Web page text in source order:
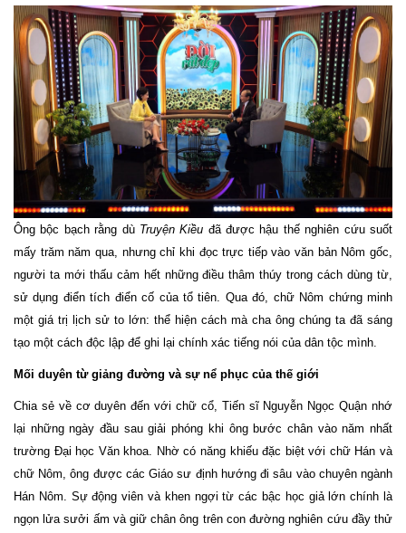
Ông bộc bạch rằng dù Truyện Kiều đã được hậu thế nghiên cứu suốt
mấy trăm năm qua, nhưng chỉ khi đọc trực tiếp vào văn bản Nôm gốc,
người ta mới thấu cảm hết những điều thâm thúy trong cách dùng từ,
sử dụng điển tích điển cố của tổ tiên. Qua đó, chữ Nôm chứng minh
một giá trị lịch sử to lớn: thể hiện cách mà cha ông chúng ta đã sáng
tạo một cách độc lập để ghi lại chính xác tiếng nói của dân tộc mình.
Mối duyên từ giảng đường và sự nể phục của thế giới
Chia sẻ về cơ duyên đến với chữ cổ, Tiến sĩ Nguyễn Ngọc Quận nhớ
lại những ngày đầu sau giải phóng khi ông bước chân vào năm nhất
trường Đại học Văn khoa. Nhờ có năng khiếu đặc biệt với chữ Hán và
chữ Nôm, ông được các Giáo sư định hướng đi sâu vào chuyên ngành
Hán Nôm. Sự động viên và khen ngợi từ các bậc học giả lớn chính là
ngọn lửa sưởi ấm và giữ chân ông trên con đường nghiên cứu đầy thử